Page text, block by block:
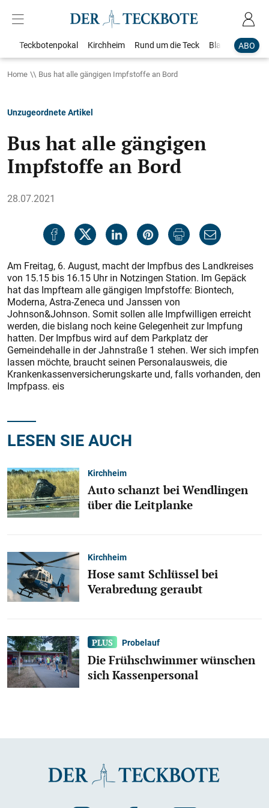
ABO
Teckbotenpokal Kirchheim Rund um die Teck Blaulicht
Home Bus hat alle gängigen Impfstoffe an Bord
Unzugeordnete Artikel
Bus hat alle gängigen
Impfstoffe an Bord
28.07.2021
Am Freitag, 6. August, macht der Impfbus des Landkreises
von 15.15 bis 16.15 Uhr in Notzingen Station. Im Gepäck
hat das Impfteam alle gängigen Impfstoffe: Biontech,
Moderna, Astra-Zeneca und Janssen von
Johnson&Johnson. Somit sollen alle Impfwilligen erreicht
werden, die bislang noch keine Gelegenheit zur Impfung
hatten. Der Impfbus wird auf dem Parkplatz der
Gemeindehalle in der Jahnstraße 1 stehen. Wer sich impfen
lassen möchte, braucht seinen Personalausweis, die
Krankenkassenversicherungskarte und, falls vorhanden, den
Impfpass. eis
LESEN SIE AUCH
Kirchheim
Auto schanzt bei Wendlingen
über die Leitplanke
Kirchheim
Hose samt Schlüssel bei
Verabredung geraubt
Probelauf
Die Frühschwimmer wünschen
sich Kassenpersonal